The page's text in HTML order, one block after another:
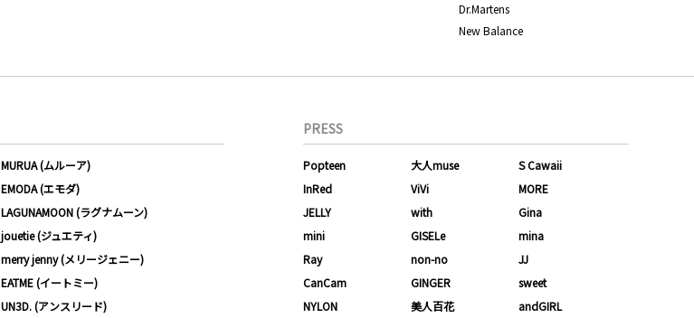
Dr.Martens
New Balance
MURUA (ムルーア)
EMODA (エモダ)
LAGUNAMOON (ラグナムーン)
jouetie (ジュエティ)
merry jenny (メリージェニー)
EATME (イートミー)
UN3D. (アンスリード)
PRESS
Popteen 大人muse
S Cawaii
InRed
ViVi
MORE
JELLY
with
Gina
mini
GISELe
mina
Ray
non-no
JJ
CanCam
GINGER
sweet
NYLON
美人百花 andGIRL